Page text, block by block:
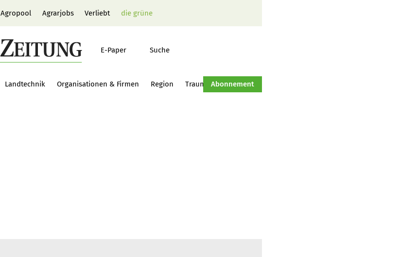
Agropool Agrarjobs Verliebt die grüne
E-Paper Suche
Landtechnik Organisationen & Firmen Region Traumtraktor Hof-Management
Abonnement